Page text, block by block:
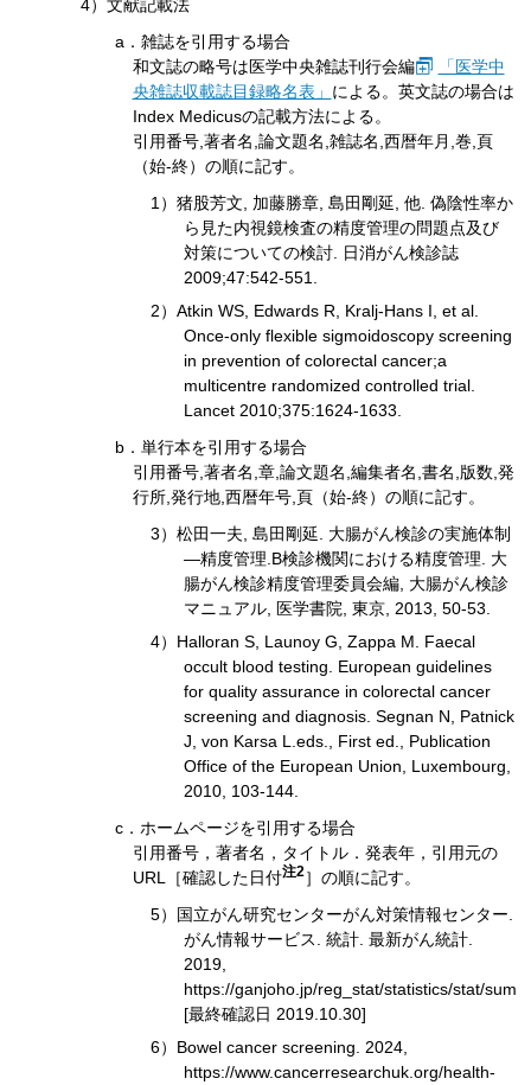
4）文献記載法
a．雑誌を引用する場合
和文誌の略号は医学中央雑誌刊行会編
「医学中
央雑誌収載誌目録略名表」 による。英文誌の場合は
Index Medicusの記載方法による。
引用番号,著者名,論文題名,雑誌名,西暦年月,巻,頁
（始-終）の順に記す。
1）猪股芳文, 加藤勝章, 島田剛延, 他. 偽陰性率か
ら見た内視鏡検査の精度管理の問題点及び
対策についての検討. 日消がん検診誌
2009;47:542-551.
2）Atkin WS, Edwards R, Kralj-Hans I, et al.
Once-only flexible sigmoidoscopy screening
in prevention of colorectal cancer;a
multicentre randomized controlled trial.
Lancet 2010;375:1624-1633.
b．単行本を引用する場合
引用番号,著者名,章,論文題名,編集者名,書名,版数,発
行所,発行地,西暦年号,頁（始-終）の順に記す。
3）松田一夫, 島田剛延. 大腸がん検診の実施体制
―精度管理.B検診機関における精度管理. 大
腸がん検診精度管理委員会編, 大腸がん検診
マニュアル, 医学書院, 東京, 2013, 50-53.
4）Halloran S, Launoy G, Zappa M. Faecal
occult blood testing. European guidelines
for quality assurance in colorectal cancer
screening and diagnosis. Segnan N, Patnick
J, von Karsa L.eds., First ed., Publication
Office of the European Union, Luxembourg,
2010, 103-144.
c．ホームページを引用する場合
引用番号，著者名，タイトル．発表年，引用元の
URL［確認した日付注2］の順に記す。
5）国立がん研究センターがん対策情報センター.
がん情報サービス. 統計. 最新がん統計.
2019,
https://ganjoho.jp/reg_stat/statistics/stat/
[最終確認日 2019.10.30]
6）Bowel cancer screening. 2024,
https://www.cancerresearchuk.org/health-